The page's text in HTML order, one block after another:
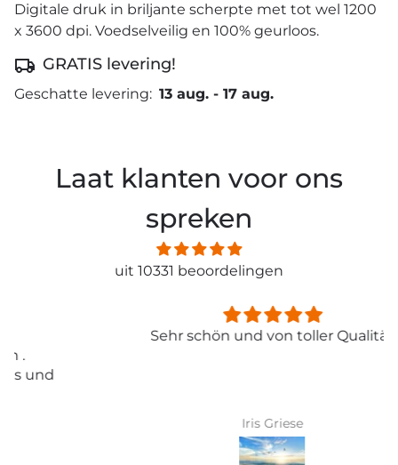
Digitale druk in briljante scherpte met tot wel 1200
x 3600 dpi. Voedselveilig en 100% geurloos.
GRATIS levering!
Geschatte levering: 13 aug. - 17 aug.
Laat klanten voor ons
spreken
uit 10331 beoordelingen
Sehr schön und von toller Qualität